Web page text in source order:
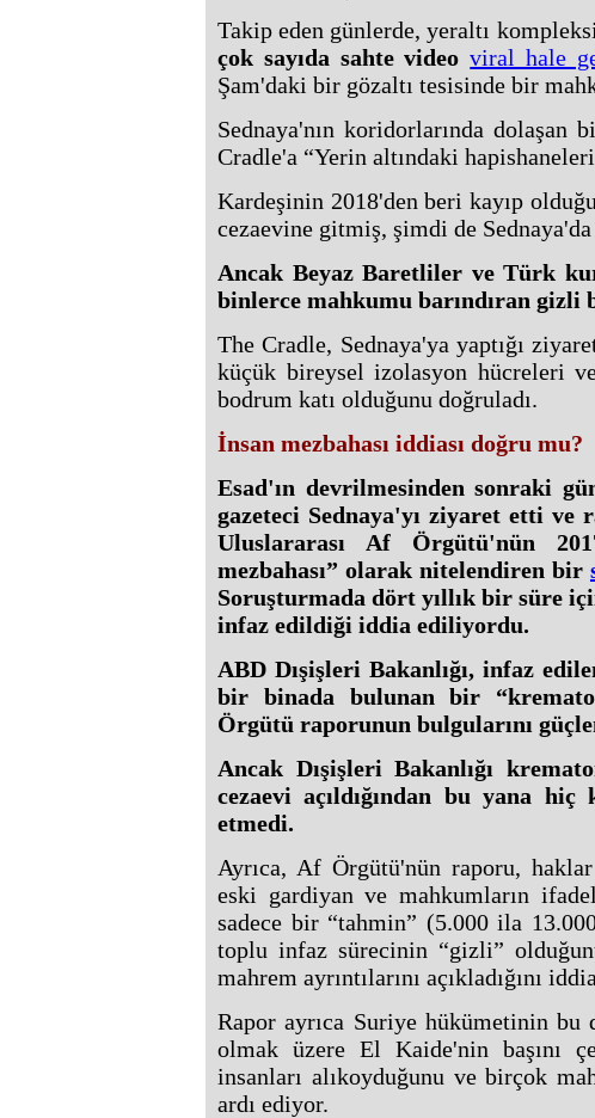
Takip eden günlerde, yeraltı
çok sayıda sahte video viral hale
Şam'daki bir gözaltı tesisinde bir
Sednaya'nın koridorlarında dolaşan
Cradle'a “Yerin altındaki
Kardeşinin 2018'den beri kayıp
cezaevine gitmiş, şimdi de
Ancak Beyaz Baretliler ve Türk
binlerce mahkumu barındıran gizli
The Cradle, Sednaya'ya yaptığı
küçük bireysel izolasyon hücreleri
bodrum katı olduğunu doğruladı.
İnsan mezbahası iddiası doğru mu?
Esad'ın devrilmesinden sonraki
gazeteci Sednaya'yı ziyaret etti ve
Uluslararası Af Örgütü'nün
mezbahası” olarak nitelendiren bir
Soruşturmada dört yıllık bir süre
infaz edildiği iddia ediliyordu.
ABD Dışişleri Bakanlığı, infaz
bir binada bulunan bir
Örgütü raporunun bulgularını
Ancak Dışişleri Bakanlığı
cezaevi açıldığından bu yana
etmedi.
Ayrıca, Af Örgütü'nün raporu,
eski gardiyan ve mahkumların
sadece bir “tahmin” (5.000 ila
toplu infaz sürecinin “gizli”
mahrem ayrıntılarını açıkladığını
Rapor ayrıca Suriye hükümetinin
olmak üzere El Kaide'nin başını
insanları alıkoyduğunu ve birçok
ardı ediyor.